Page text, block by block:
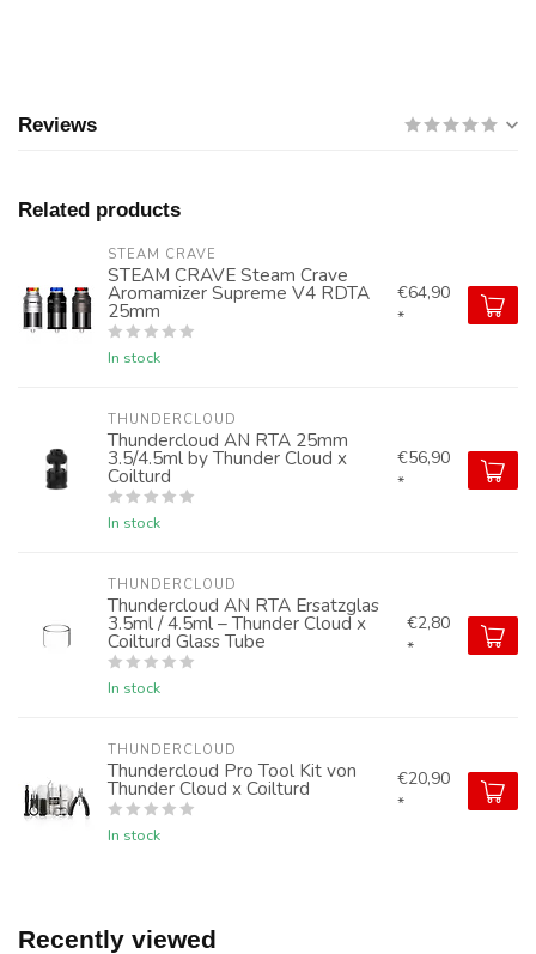
Reviews
Related products
STEAM CRAVE
STEAM CRAVE Steam Crave
Aromamizer Supreme V4 RDTA
25mm
In stock
€64,90
*
THUNDERCLOUD
Thundercloud AN RTA 25mm
3.5/4.5ml by Thunder Cloud x
Coilturd
In stock
€56,90
*
THUNDERCLOUD
Thundercloud AN RTA Ersatzglas
3.5ml / 4.5ml – Thunder Cloud x
Coilturd Glass Tube
In stock
€2,80
*
THUNDERCLOUD
Thundercloud Pro Tool Kit von
Thunder Cloud x Coilturd
In stock
€20,90
*
Recently viewed